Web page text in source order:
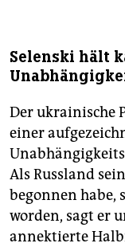
Selenski hält
Der ukrainische
einer
Als Russland
begonnen habe,
worden, sagt er
annektierte